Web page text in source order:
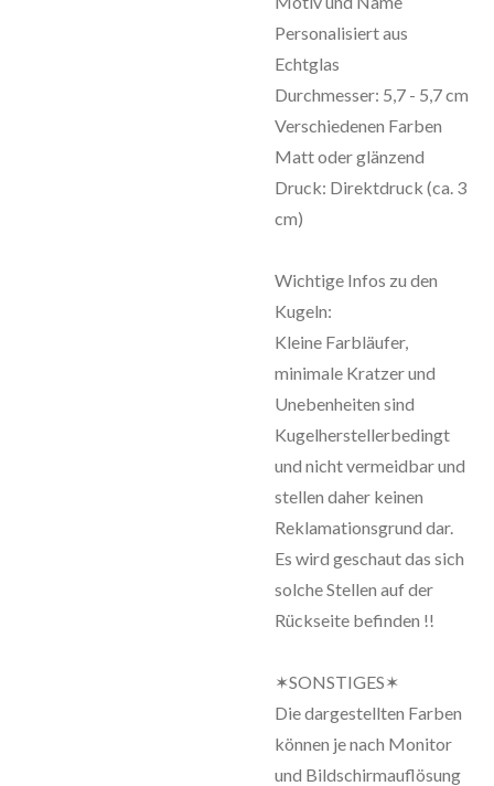
Personalisiert aus
Echtglas
Durchmesser: 5,7 - 5,7 cm
Verschiedenen Farben
Matt oder glänzend
Druck: Direktdruck (ca. 3
cm)
Wichtige Infos zu den
Kugeln:
Kleine Farbläufer,
minimale Kratzer und
Unebenheiten sind
Kugelherstellerbedingt
und nicht vermeidbar und
stellen daher keinen
Reklamationsgrund dar.
Es wird geschaut das sich
solche Stellen auf der
Rückseite befinden !!
✶SONSTIGES✶
Die dargestellten Farben
können je nach Monitor
und Bildschirmauflösung